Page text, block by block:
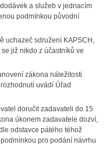
a služeb v jednacím
podmínkou původní
uchazeč sdružení KAPSCH,
již nikdo z účastníků ve
zákona náležitosti
uvádí Úřad
doručit zadavateli do 15
úkonem zadavatele dozví,
odstavce pátého téhož
pro podání návrhu